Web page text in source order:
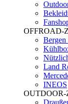
OFFROAD-
Land
INEOS
OUTDOOR-